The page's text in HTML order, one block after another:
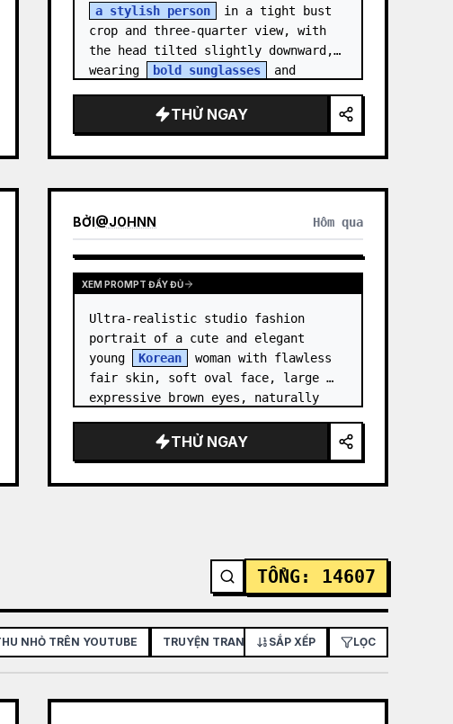
a stylish person
in a tight bust
crop and three-quarter view, with
the head tilted slightly downward,
wearing
bold sunglasses
and
THỬ NGAY
BỞI@JOHNN Hôm qua
XEM PROMPT ĐẦY ĐỦ
Ultra-realistic studio fashion
portrait of a cute and elegant
young
Korean
woman with flawless
fair skin, soft oval face, large
expressive brown eyes, naturally
silky black hair styled in…
THỬ NGAY
TỔNG : 14607
NHỎ TRÊN YOUTUBE TRUYỆN TRANH / BẢNG PHÂN CẢNH
SẮP XẾP LỌC